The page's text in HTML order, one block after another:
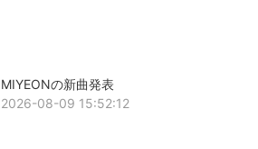
MIYEONの新曲発表
2026-08-09 15:52:12